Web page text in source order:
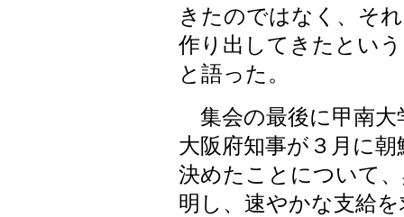
きたのではなく、そ
作り出してきたとい
と語った。
集会の最後に甲南大
大阪府知事が３月に
決めたことについて
明し、速やかな支給